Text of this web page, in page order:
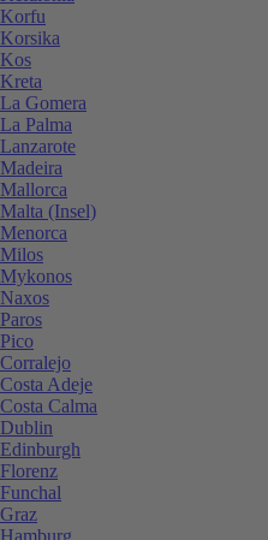
Korfu
Korsika
Kos
Kreta
La Gomera
La Palma
Lanzarote
Madeira
Mallorca
Malta (Insel)
Menorca
Milos
Mykonos
Naxos
Paros
Pico
Corralejo
Costa Adeje
Costa Calma
Dublin
Edinburgh
Florenz
Funchal
Graz
Hamburg